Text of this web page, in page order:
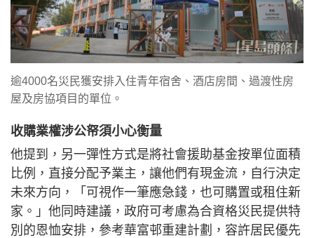
逾4000名災民獲安排入住青年宿舍、酒店房間、過渡性房
屋及房協項目的單位。
收購業權涉公帑須小心衡量
他提到，另一彈性方式是將社會援助基金按單位面積
比例，直接分配予業主，讓他們有現金流，自行決定
未來方向，「可視作一筆應急錢，也可購置或租住新
家。」他同時建議，政府可考慮為合資格災民提供特
別的恩恤安排，參考華富邨重建計劃，容許居民優先